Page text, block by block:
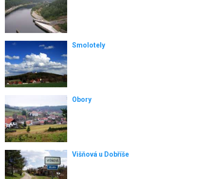
Smolotely
Obory
Višňová u Dobříše